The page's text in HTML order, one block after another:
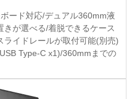
ード対応/デュアル360mm液
が選べる/着脱できるケース
イドレールが取付可能(別売)
Type-C x1)/360mmまでの